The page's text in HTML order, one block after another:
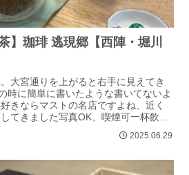
】珈琲 逃現郷【西陣・堀川
大宮通りを上がると右手に見えてき
時に簡単に書いたような書いてないよ
きならマストの名店ですよね、近く
てきました写真OK、喫煙可一杯飲ん
2025.06.29